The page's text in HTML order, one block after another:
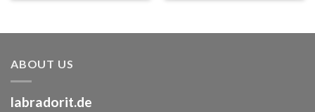
ABOUT US
labradorit.de